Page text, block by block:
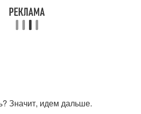
Значит, идем дальше.